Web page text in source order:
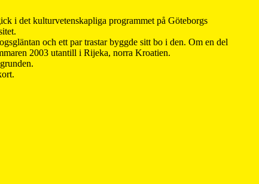
i det kulturvetenskapliga programmet på Göteborgs
och ett par trastar byggde sitt bo i den. Om en del
2003 utantill i Rijeka, norra Kroatien.